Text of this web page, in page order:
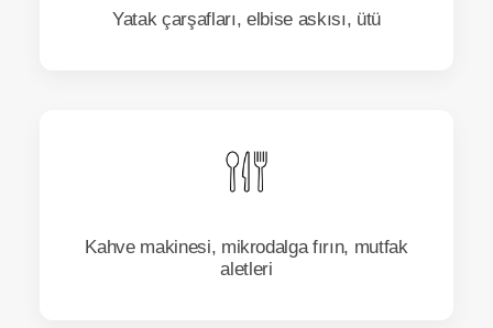
Yatak çarşafları, elbise askısı, ütü
Kahve makinesi, mikrodalga fırın, mutfak
aletleri